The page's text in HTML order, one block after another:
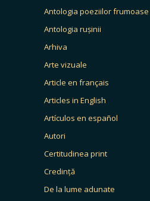
Antologia poeziilor frumoase
Antologia rușinii
Arhiva
Arte vizuale
Article en français
Articles in English
Artículos en español
Autori
Certitudinea print
Credință
De la lume adunate